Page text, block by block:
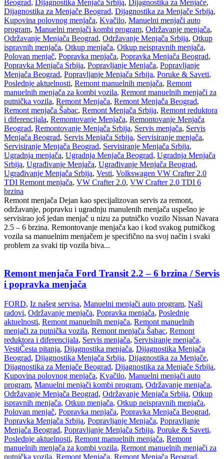
Beograd, Dijagnostika Menjača Srbija, Dijagnostika za Menjače,
Dijagnostika za Menjače Beograd, Dijagnostika za Menjače Srbija,
Kupovina polovnog menjača, Kvačilo, Manuelni menjači auto
program, Manuelni menjači kombi program, Održavanje menjača,
Održavanje Menjača Beograd, Održavanje Menjača Srbija, Otkup
ispravnih menjača, Otkup menjača, Otkup neispravnih menjača,
Polovan menjač, Popravka menjača, Popravka Menjača Beograd,
Popravka Menjača Srbija, Popravljanje Menjača, Popravljanje
Menjača Beograd, Popravljanje Menjača Srbija, Poruke & Saveti,
Poslednje aktuelnosti, Remont manuelnih menjača, Remont
manuelnih menjača za kombi vozila, Remont manuelnih menjači za
putnička vozila, Remont Menjača, Remont Menjača Beograd,
Remont menjača Šabac, Remont Menjača Srbija, Remont reduktora
i diferencijala, Remontovanje Menjača, Remontovanje Menjača
Beograd, Remontovanje Menjača Srbija, Servis menjača, Servis
Menjača Beograd, Servis Menjača Srbija, Servisiranje menjača,
Servisiranje Menjača Beograd, Servisiranje Menjača Srbija,
Ugradnja menjača, Ugradnja Menjača Beograd, Ugradnja Menjača
Srbija, Ugrađivanje Menjača, Ugrađivanje Menjača Beograd,
Ugrađivanje Menjača Srbija, Vesti, Volkswagen VW Crafter 2.0
TDI Remont menjača, VW Crafter 2.0, VW Crafter 2.0 TDI 6
brzina
Remont menjača Dejan kao specijalizovan servis za remont,
održavanje, popravku i ugradnju manulenih menjača uspešno je
servisirao još jedan menjač u nizu za putničko vozilo Nissan Navara
2.5 – 6 brzina. Remontovanje menjača kao i kod svakog putničkog
vozila sa manuelnim menjačem je specifično na svoj način i svaki
problem za svaki tip vozila biva...
Remont menjača Ford Transit 2.2 – 6 brzina / Servis
i popravka menjača
FORD, Iz našeg servisa, Manuelni menjači auto program, Naši
radovi, Održavanje menjača, Popravka menjača, Poslednje
aktuelnosti, Remont manuelnih menjača, Remont manuelnih
menjači za putnička vozila, Remont menjača Šabac, Remont
reduktora i diferencijala, Servis menjača, Servisiranje menjača,
VestiČesta pitanja, Dijagnostika menjača, Dijagnostika Menjača
Beograd, Dijagnostika Menjača Srbija, Dijagnostika za Menjače,
Dijagnostika za Menjače Beograd, Dijagnostika za Menjače Srbija,
Kupovina polovnog menjača, Kvačilo, Manuelni menjači auto
program, Manuelni menjači kombi program, Održavanje menjača,
Održavanje Menjača Beograd, Održavanje Menjača Srbija, Otkup
ispravnih menjača, Otkup menjača, Otkup neispravnih menjača,
Polovan menjač, Popravka menjača, Popravka Menjača Beograd,
Popravka Menjača Srbija, Popravljanje Menjača, Popravljanje
Menjača Beograd, Popravljanje Menjača Srbija, Poruke & Saveti,
Poslednje aktuelnosti, Remont manuelnih menjača, Remont
manuelnih menjača za kombi vozila, Remont manuelnih menjači za
putnička vozila, Remont Menjača, Remont Menjača Beograd,